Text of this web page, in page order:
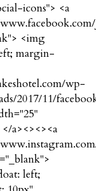
icons"> <a
<img
margin-
wp-
2017/11/
a><><><a
left;